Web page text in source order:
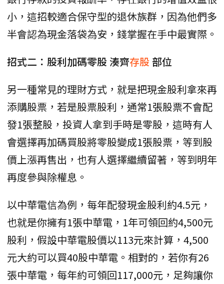
小，這招較適合保守型的退休族群，因為他們多
半會認為現金落袋為安，錢掌握在手中最實際。
招式二：股利加碼零股 湊齊存股 部位
另一種常見的理財方式，就是把現金股利拿來再
添購股票，若是股票股利，通常1張股票不會配
發1張整股，投資人拿到手時是零股，這時有人
會選擇再加碼買股將零股變成1張股票，等到股
價上漲再售出，也有人選擇繼續留著，等到明年
再度參與除權息。
以中華電信為例，每年配發現金股利約4.5元，
也就是你擁有1張中華電，1年可領回約4,500元
股利，假設中華電股價以113元來計算，4,500
元大約可以買40股中華電。相對的，若你有26
張中華電，每年約可領回117,000元，足夠讓你